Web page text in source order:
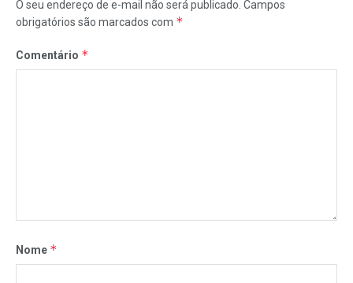
O seu endereço de e-mail não será publicado. Campos
obrigatórios são marcados com *
Comentário *
Nome *